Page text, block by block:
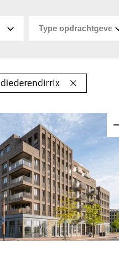
diederendirrix